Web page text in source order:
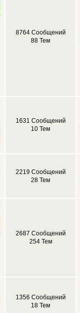
8764 Сообщений
88 Тем
1631 Сообщений
10 Тем
2219 Сообщений
28 Тем
2687 Сообщений
254 Тем
1356 Сообщений
18 Тем